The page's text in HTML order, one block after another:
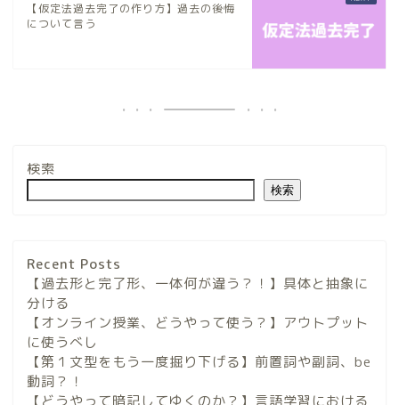
【仮定法過去完了の作り方】過去の後悔
について言う
検索
検索
Recent Posts
【過去形と完了形、一体何が違う？！】具体と抽象に
分ける
【オンライン授業、どうやって使う？】アウトプット
に使うべし
【第１文型をもう一度掘り下げる】前置詞や副詞、be
動詞？！
【どうやって暗記してゆくのか？】言語学習における